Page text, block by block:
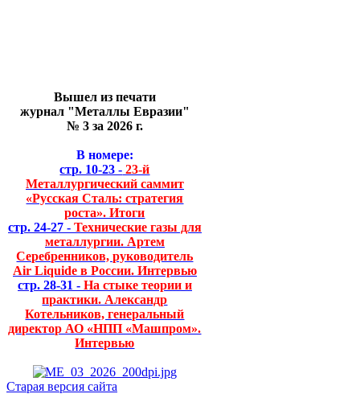
Вышел из печати
журнал "Металлы Евразии"
№ 3 за 2026 г.
В номере:
стр. 10-23 - 23-й
Металлургический саммит
«Русская Сталь: стратегия
роста». Итоги
стр. 24-27 - Технические газы для
металлургии. Артем
Серебренников, руководитель
Air Liquide в России. Интервью
стр. 28-31 - На стыке теории и
практики. Александр
Котельников, генеральный
директор АО «НПП «Машпром».
Интервью
Старая версия сайта